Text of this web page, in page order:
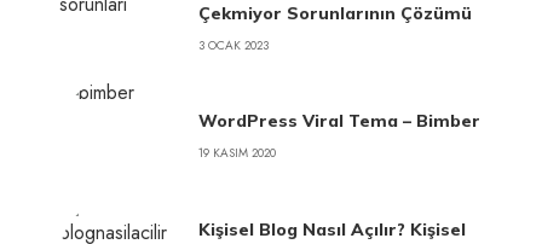
Çekmiyor Sorunlarının Çözümü
3 OCAK 2023
WordPress Viral Tema – Bimber
19 KASIM 2020
Kişisel Blog Nasıl Açılır? Kişisel